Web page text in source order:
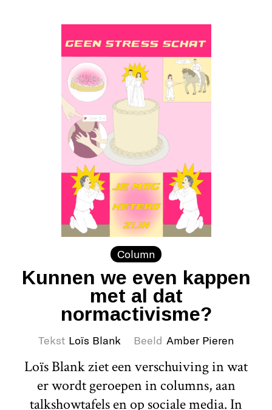
Column
Kunnen we even kappen
met al dat
normactivisme?
Tekst Loïs Blank Beeld Amber Pieren
Loïs Blank ziet een verschuiving in wat
er wordt geroepen in columns, aan
talkshowtafels en op sociale media. In